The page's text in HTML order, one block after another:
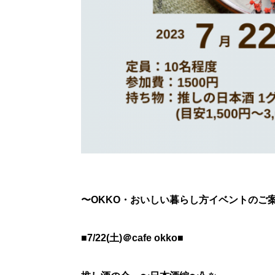
〜OKKO・おいしい暮らし方イベントのご
■7/22(土)＠cafe okko■